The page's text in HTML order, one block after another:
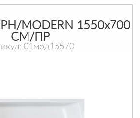
MODERN 1550х700
СМ/ПР
01мод15570